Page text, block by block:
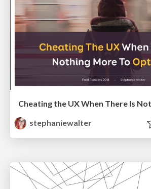
stephaniewalter